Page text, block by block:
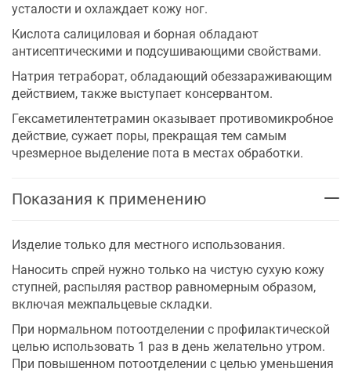
усталости и охлаждает кожу ног.
Кислота салициловая и борная обладают
антисептическими и подсушивающими свойствами.
Натрия тетраборат, обладающий обеззараживающим
действием, также выступает консервантом.
Гексаметилентетрамин оказывает противомикробное
действие, сужает поры, прекращая тем самым
чрезмерное выделение пота в местах обработки.
Показания к применению
Изделие только для местного использования.
Наносить спрей нужно только на чистую сухую кожу
ступней, распыляя раствор равномерным образом,
включая межпальцевые складки.
При нормальном потоотделении с профилактической
целью использовать 1 раз в день желательно утром.
При повышенном потоотделении с целью уменьшения